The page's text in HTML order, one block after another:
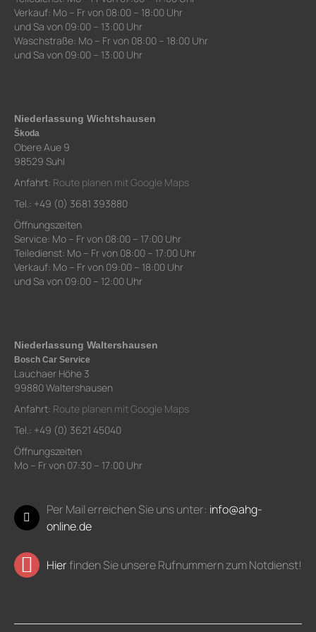
Verkauf: Mo – Fr von 08:00 – 18:00 Uhr
und Sa von 09:00 – 13:00 Uhr
Waschstraße: Mo – Fr von 08:00 – 18:00 Uhr
und Sa von 09:00 – 13:00 Uhr
Niederlassung Wichtshausen
Škoda
Obere Aue 9
98529 Suhl
Anfahrt: Route planen mit Google Maps
Tel.: +49 (0) 3681 393880
Öffnungszeiten
Service: Mo – Fr von 08:00 – 17:00 Uhr
Teiledienst: Mo – Fr von 08:00 – 17:00 Uhr
Verkauf: Mo – Fr von 09:00 – 18:00 Uhr
und Sa von 09:00 – 12:00 Uhr
Niederlassung Waltershausen
Bosch Car Service
Lauchaer Höhe 3
99880 Waltershausen
Anfahrt: Route planen mit Google Maps
Tel.: +49 (0) 3621 45040
Öffnungszeiten
Mo – Fr von 07:30 – 17:00 Uhr
Per Mail erreichen Sie uns unter: info@ahg-
online.de
Hierfinden Sie unsere Rufnummern zum Notdienst!